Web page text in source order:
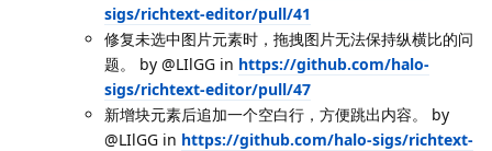
sigs/richtext-editor/pull/41
修复未选中图片元素时，拖拽图片无法保持纵横比的问
题。 by @LIlGG in https://github.com/halo-
sigs/richtext-editor/pull/47
新增块元素后追加一个空白行，方便跳出内容。 by
@LIlGG in https://github.com/halo-sigs/richtext-